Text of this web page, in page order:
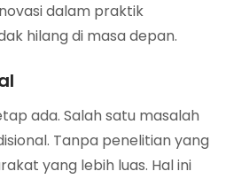
dalam praktik
hilang di masa depan.
ada. Salah satu masalah
Tanpa penelitian yang
yang lebih luas. Hal ini